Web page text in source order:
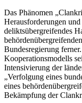
Das Phänomen
Herausforderungen
deliktsübergreifendes
Bundesregierung
Kooperationsmodells
Intensivierung der
„Verfolgung eines
eines
Bekämpfung der